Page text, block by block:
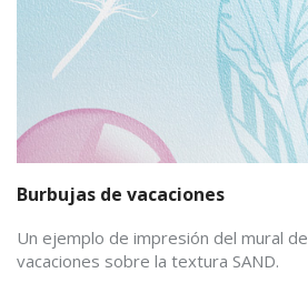
Burbujas de vacaciones
Un ejemplo de impresión del mural
vacaciones sobre la textura SAND.